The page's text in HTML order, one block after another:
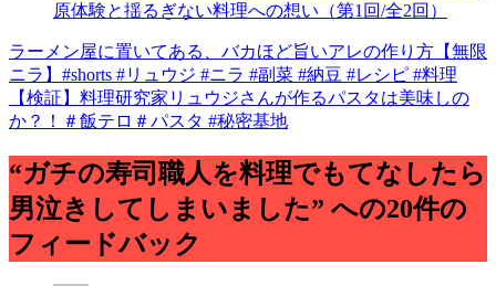
原体験と揺るぎない料理への想い（第1回/全2回）
投
稿
ナ
ビ
ゲ
ー
シ
ラーメン屋に置いてある、バカほど旨いアレの作り方【無限
ニラ】#shorts #リュウジ #ニラ #副菜 #納豆 #レシピ #料理
【検証】料理研究家リュウジさんが作るパスタは美味しの
か？！＃飯テロ＃パスタ #秘密基地
“ガチの寿司職人を料理でもてなしたら
男泣きしてしまいました” への20件の
フィードバック